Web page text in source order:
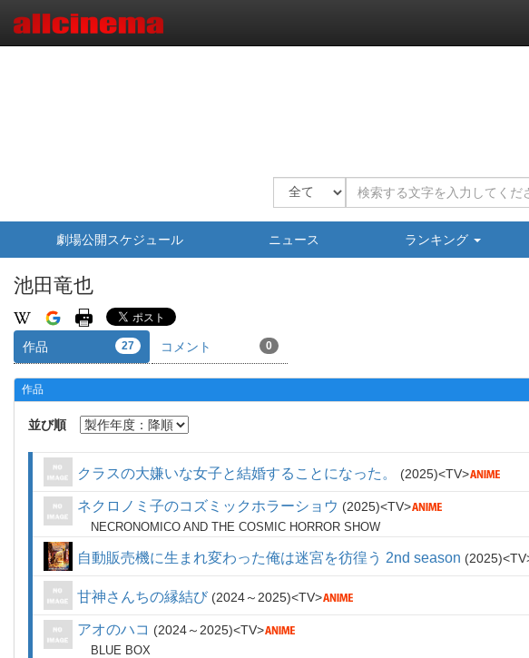
劇場公開スケジュール ニュース ランキング
池田竜也
作品 27 コメント 0
作品
並び順
クラスの大嫌いな女子と結婚することになった。 2025 TV
ネクロノミ子のコズミックホラーショウ 2025 TV
NECRONOMICO AND THE COSMIC HORROR SHOW
自動販売機に生まれ変わった俺は迷宮を彷徨う 2nd season 2025 TV
甘神さんちの縁結び 2024～2025 TV
アオのハコ 2024～2025 TV
BLUE BOX